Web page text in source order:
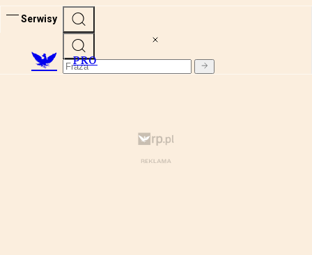
Serwisy
PRO